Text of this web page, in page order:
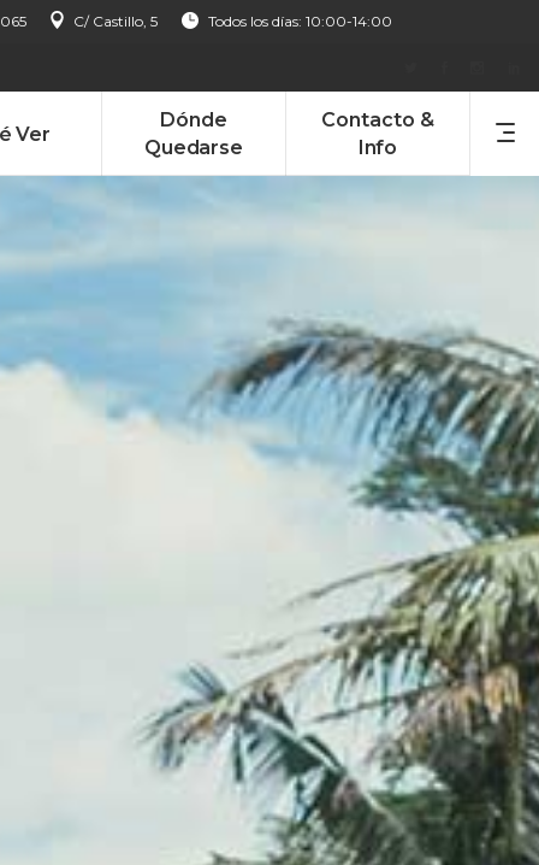
C/ Castillo, 5 Todos los días: 10:00-14:00
Ver
Dónde
Quedarse
Contacto &
Info